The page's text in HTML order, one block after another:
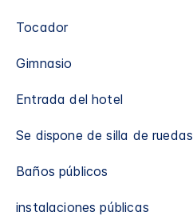
Tocador
Gimnasio
Entrada del hotel
Se dispone de silla de ruedas
Baños públicos
instalaciones públicas